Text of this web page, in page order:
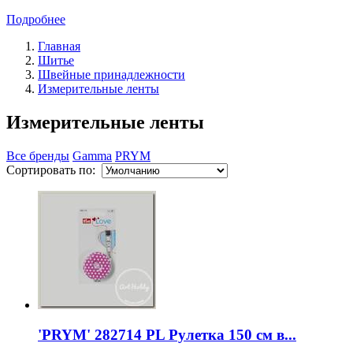
Подробнее
Главная
Шитье
Швейные принадлежности
Измерительные ленты
Измерительные ленты
Все бренды Gamma PRYM
Сортировать по:
'PRYM' 282714 PL Рулетка 150 см в...